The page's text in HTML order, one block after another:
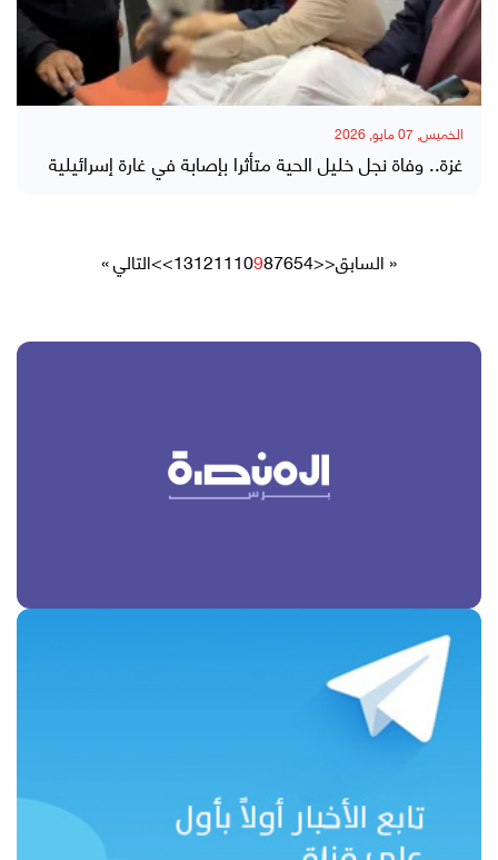
الخميس, 07 مايو, 2026
غزة.. وفاة نجل خليل الحية متأثرا بإصابة في غارة إسرائيلية
« السابق<<
4
5
6
7
8
9
10
11
12
13
>>التالي »